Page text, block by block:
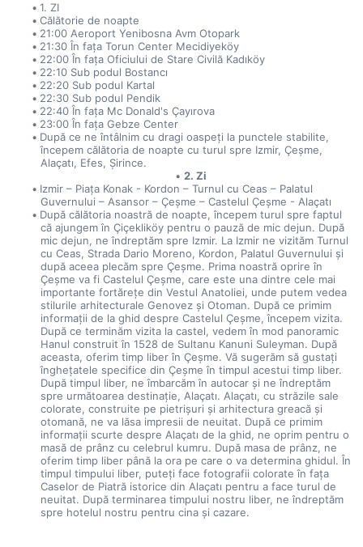
1. ZI
Călătorie de noapte
21:00 Aeroport Yenibosna Avm Otopark
21:30 În fața Torun Center Mecidiyeköy
22:00 În fața Oficiului de Stare Civilă Kadıköy
22:10 Sub podul Bostancı
22:20 Sub podul Kartal
22:30 Sub podul Pendik
22:40 În fața Mc Donald's Çayırova
23:00 În fața Gebze Center
După ce ne întâlnim cu dragi oaspeți la punctele stabilite,
începem călătoria de noapte cu turul spre Izmir, Çeşme,
Alaçatı, Efes, Şirince.
2. Zi
Izmir – Piața Konak - Kordon – Turnul cu Ceas – Palatul
Guvernului – Asansor – Çeşme – Castelul Çeşme - Alaçatı
După călătoria noastră de noapte, începem turul spre faptul
că ajungem în Çiçekliköy pentru o pauză de mic dejun. După
mic dejun, ne îndreptăm spre Izmir. La Izmir ne vizităm Turnul
cu Ceas, Strada Dario Moreno, Kordon, Palatul Guvernului și
după aceea plecăm spre Çeşme. Prima noastră oprire în
Çeşme va fi Castelul Çeşme, care este una dintre cele mai
importante fortărețe din Vestul Anatoliei, unde putem vedea
stilurile arhitecturale Genovez și Otoman. După ce primim
informații de la ghid despre Castelul Çeşme, începem vizita.
După ce terminăm vizita la castel, vedem în mod panoramic
Hanul construit în 1528 de Sultanu Kanuni Suleyman. După
aceasta, oferim timp liber în Çeşme. Vă sugerăm să gustați
înghețatele specifice din Çeşme în timpul acestui timp liber.
După timpul liber, ne îmbarcăm în autocar și ne îndreptăm
spre următoarea destinație, Alaçatı. Alaçatı, cu străzile sale
colorate, construite pe pietrișuri și arhitectura greacă și
otomană, ne va lăsa impresii de neuitat. După ce primim
informații scurte despre Alaçatı de la ghid, ne oprim pentru o
masă de prânz cu celebrul kumru. După masa de prânz, ne
oferim timp liber până la ora pe care o va determina ghidul. În
timpul timpului liber, puteți face fotografii colorate în fața
Caselor de Piatră istorice din Alaçatı pentru a face turul de
neuitat. După terminarea timpului nostru liber, ne îndreptăm
spre hotelul nostru pentru cina și cazare.